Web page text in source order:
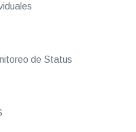
de Status